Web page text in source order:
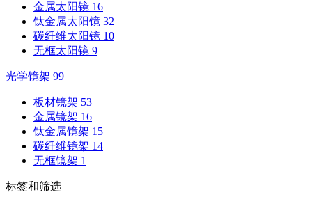
金属太阳镜 16
钛金属太阳镜 32
碳纤维太阳镜 10
无框太阳镜 9
光学镜架 99
板材镜架 53
金属镜架 16
钛金属镜架 15
碳纤维镜架 14
无框镜架 1
标签和筛选